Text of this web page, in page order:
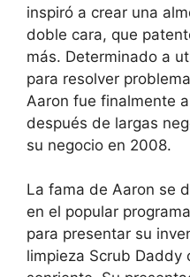
inspiró a crear una
doble cara, que
más. Determinado a
para resolver
Aaron fue finalmente
después de largas
su negocio en 2008.
La fama de Aaron se
en el popular
para presentar su
limpieza Scrub Daddy